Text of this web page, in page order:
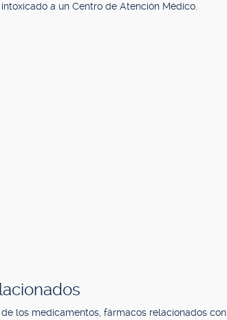
a un Centro de Atención Médico.
los medicamentos, fármacos relacionados con